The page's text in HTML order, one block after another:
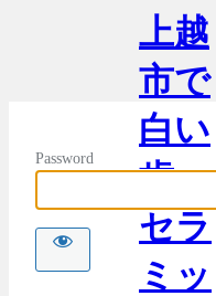
上越
市で
白い
歯・
セラ
ミッ
Password